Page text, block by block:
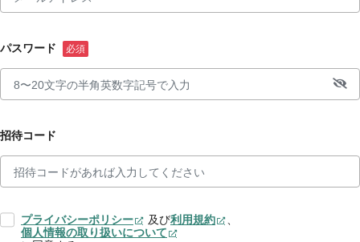
パスワード
招待コード
プライバシーポリシー 及び利用規約
、
個人情報の取り扱いについて